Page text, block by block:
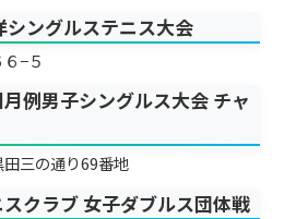
ングルステニス大会
−５
例男子シングルス大会 チャ
三の通り69番地
クラブ 女子ダブルス団体戦